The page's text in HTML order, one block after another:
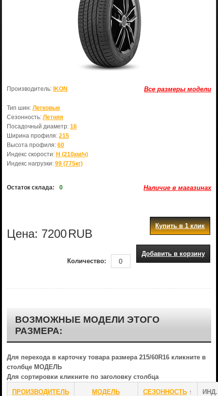
Все размеры модели
Производитель: IKON
Тип шин: Легковые
Сезонность: Летняя
Посадочный диаметр: 16
Ширина профиля: 215
Высота профиля: 60
Индекс скорости: H (210км/ч)
Индекс нагрузки: 99 (775кг)
Остаток склада: 0 Наличие в магазинах
Цена: 7200RUB
Купить в 1 клик
Добавить в корзину
Количество:
ВОЗМОЖНЫЕ МОДЕЛИ ЭТОГО
РАЗМЕРА:
Для перехода в карточку товара размера 215/60R16 кликните в
столбце МОДЕЛЬ
Для сортировки кликните по заголовку столбца
ПРОИЗВОДИТЕЛЬ МОДЕЛЬ СЕЗОННОСТЬ↑